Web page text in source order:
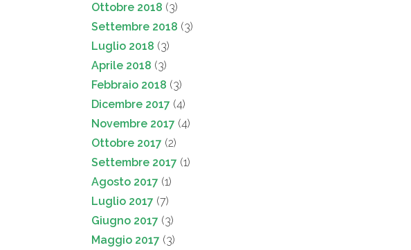
Ottobre 2018 (3)
Settembre 2018 (3)
Luglio 2018 (3)
Aprile 2018 (3)
Febbraio 2018 (3)
Dicembre 2017 (4)
Novembre 2017 (4)
Ottobre 2017 (2)
Settembre 2017 (1)
Agosto 2017 (1)
Luglio 2017 (7)
Giugno 2017 (3)
Maggio 2017 (3)